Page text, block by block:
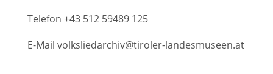
Telefon +43 512 59489 125
E-Mail volksliedarchiv@tiroler-landesmuseen.at